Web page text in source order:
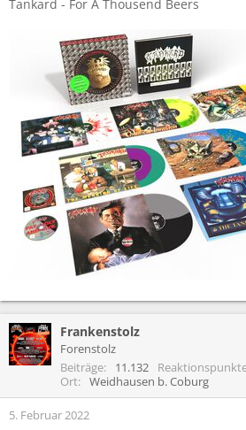
Tankard - For A Thousend Beers
Frankenstolz
Forenstolz
Beiträge
11.132
Ort
Weidhausen b. Coburg
5. Februar 2022